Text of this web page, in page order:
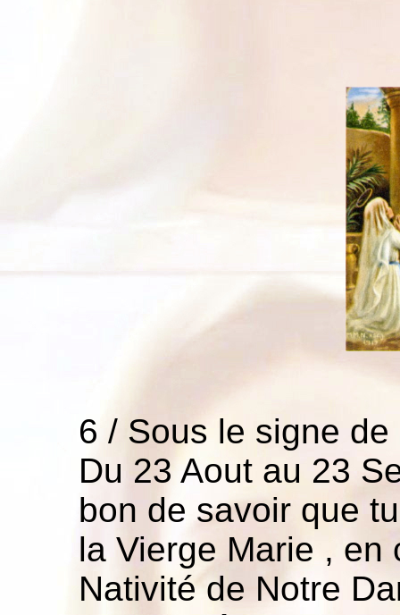
6 / Sous le signe
Du 23 Aout au 23
bon de savoir que
la Vierge Marie , en
Nativité de Notre